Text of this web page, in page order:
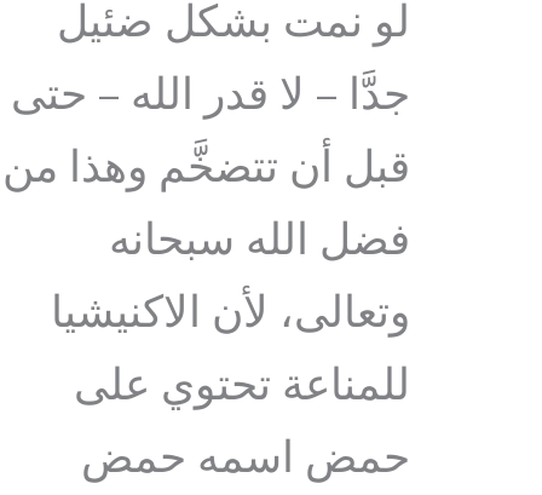
لو نمت بشكل ضئيل
جدَّا – لا قدر الله – حتى
قبل أن تتضخَّم وهذا من
فضل الله سبحانه
وتعالى، لأن الاكنيشيا
للمناعة تحتوي على
حمض اسمه حمض